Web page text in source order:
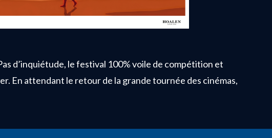
d’inquiétude, le festival 100% voile de compétition et
En attendant le retour de la grande tournée des cinémas,